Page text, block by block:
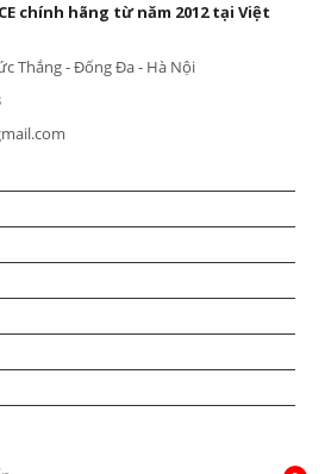
chính hãng từ năm 2012 tại Việt
Thắng - Đống Đa - Hà Nội